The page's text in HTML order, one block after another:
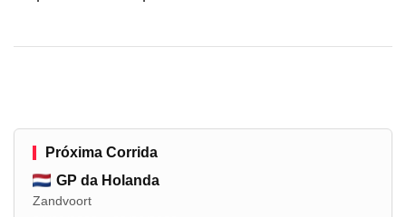
Próxima Corrida
GP da Holanda
Zandvoort